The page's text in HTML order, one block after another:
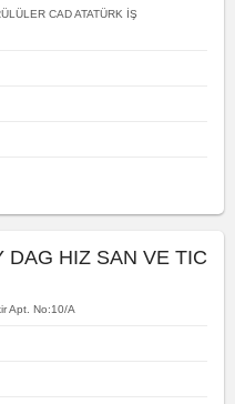
CAD ATATÜRK İŞ
DAG HIZ SAN VE TIC
Apt. No:10/A